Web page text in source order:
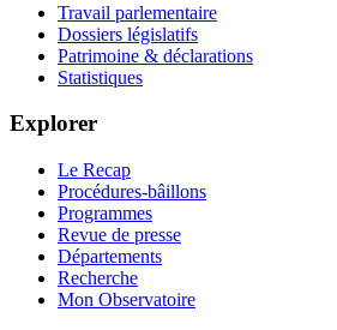
Travail parlementaire
Dossiers législatifs
Patrimoine & déclarations
Statistiques
Explorer
Le Recap
Procédures-bâillons
Programmes
Revue de presse
Départements
Recherche
Mon Observatoire